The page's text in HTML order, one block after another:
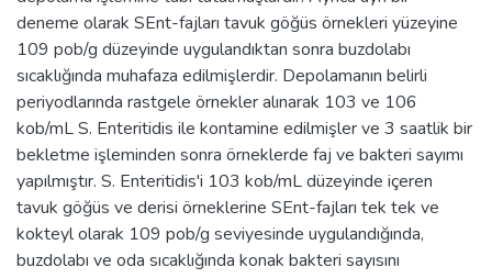
deneme olarak SEnt-fajları tavuk göğüs örnekleri yüzeyine
109 pob/g düzeyinde uygulandıktan sonra buzdolabı
sıcaklığında muhafaza edilmişlerdir. Depolamanın belirli
periyodlarında rastgele örnekler alınarak 103 ve 106
kob/mL S. Enteritidis ile kontamine edilmişler ve 3 saatlik bir
bekletme işleminden sonra örneklerde faj ve bakteri sayımı
yapılmıştır. S. Enteritidis'i 103 kob/mL düzeyinde içeren
tavuk göğüs ve derisi örneklerine SEnt-fajları tek tek ve
kokteyl olarak 109 pob/g seviyesinde uygulandığında,
buzdolabı ve oda sıcaklığında konak bakteri sayısını